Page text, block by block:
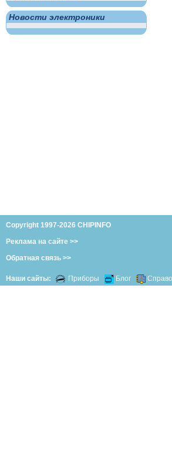
Новости электроники
Copyright 1997-2026 CHIPINFO
Реклама на сайте >>
Обратная связь >>
Наши сайты: Приборы Блог